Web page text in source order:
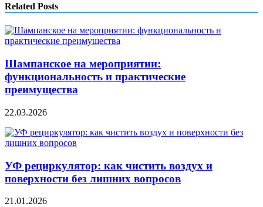
Related Posts
Шампанское на мероприятии:
функциональность и практические
преимущества
22.03.2026
УФ рециркулятор: как чистить воздух и
поверхности без лишних вопросов
21.01.2026